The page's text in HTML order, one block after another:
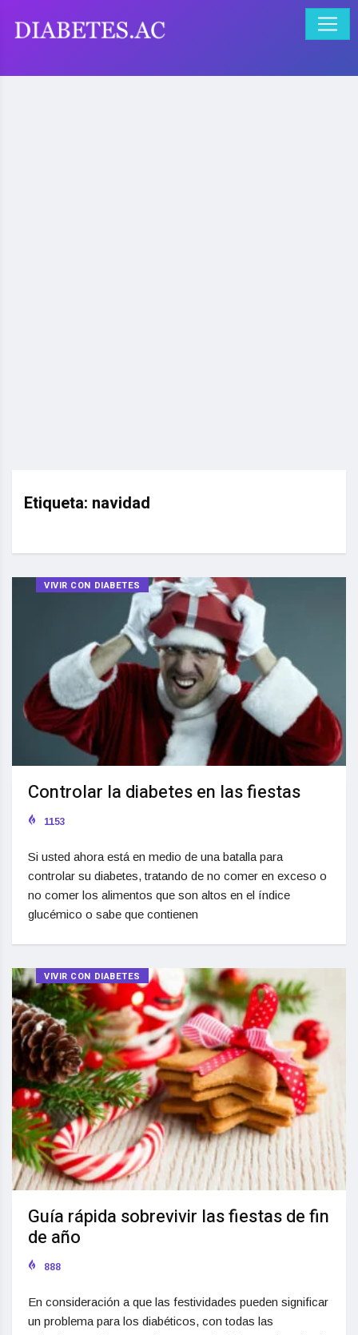
Etiqueta: navidad
VIVIR CON DIABETES
Controlar la diabetes en las fiestas
1153
Si usted ahora está en medio de una batalla para
controlar su diabetes, tratando de no comer en exceso o
no comer los alimentos que son altos en el índice
glucémico o sabe que contienen
VIVIR CON DIABETES
Guía rápida sobrevivir las fiestas de fin
de año
888
En consideración a que las festividades pueden significar
un problema para los diabéticos, con todas las